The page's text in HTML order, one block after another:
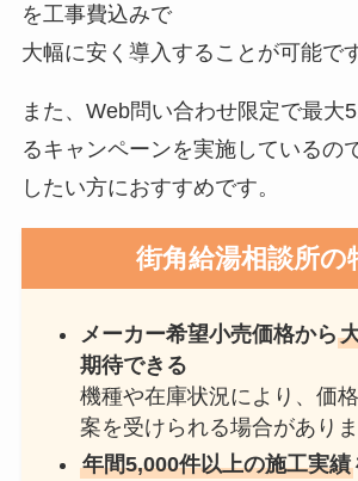
を工事費込みで
大幅に安く導入することが可能です
また、Web問い合わせ限定で最大
るキャンペーンを実施しているの
したい方におすすめです。
街角給湯相談所の
メーカー希望小売価格から
期待できる
機種や在庫状況により、価
案を受けられる場合がありま
年間5,000件以上の施工実績